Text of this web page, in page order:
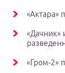
«Актара»
«Дачник»
«Гром-2»